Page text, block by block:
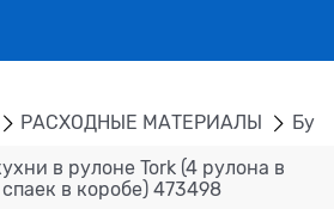
РАСХОДНЫЕ МАТЕРИАЛЫ
в рулоне Tork (4 рулона в
в коробе) 473498